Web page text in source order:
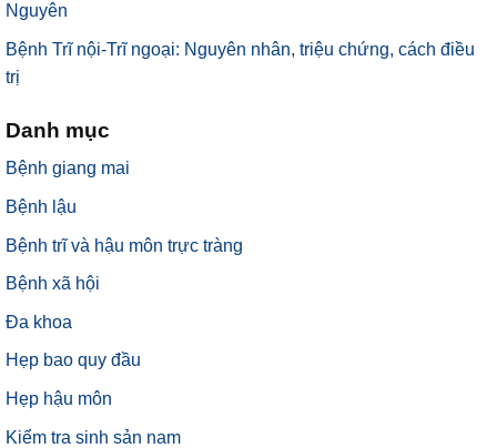
Nguyên
Bệnh Trĩ nội-Trĩ ngoại: Nguyên nhân, triệu chứng, cách điều
trị
Danh mục
Bệnh giang mai
Bệnh lậu
Bệnh trĩ và hậu môn trực tràng
Bệnh xã hội
Đa khoa
Hẹp bao quy đầu
Hẹp hậu môn
Kiểm tra sinh sản nam